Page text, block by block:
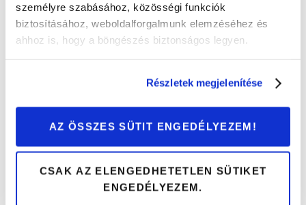
személyre szabásához, közösségi funkciók
biztosításához, weboldalforgalmunk elemzéséhez és
ahhoz is, hogy a böngészés biztonságos legyen.
Részletek megjelenítése
AZ ÖSSZES SÜTIT ENGEDÉLYEZEM!
CSAK AZ ELENGEDHETETLEN SÜTIKET
ENGEDÉLYEZEM.
Új éra kezdődik, vagy csak új ruhába öltözik az